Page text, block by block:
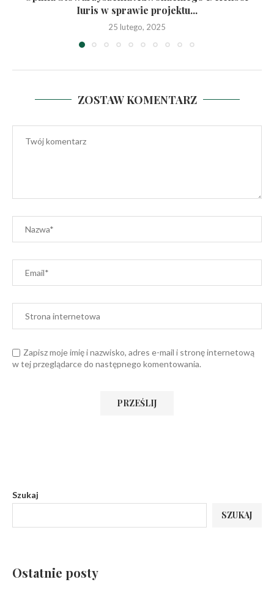
Iuris w sprawie projektu...
25 lutego, 2025
ZOSTAW KOMENTARZ
Zapisz moje imię i nazwisko, adres e-mail i stronę internetową
w tej przeglądarce do następnego komentowania.
Szukaj
SZUKAJ
Ostatnie posty